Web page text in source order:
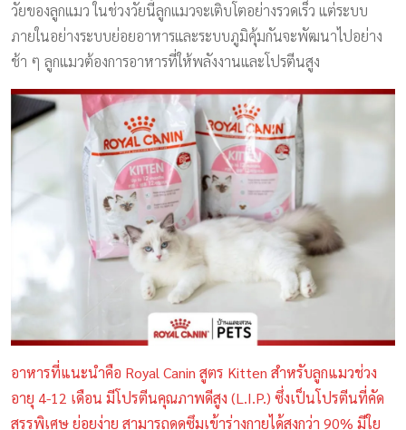
วัยของลูกแมว ในช่วงวัยนี้ลูกแมวจะเติบโตอย่างรวดเร็ว แต่ระบบ
ภายในอย่างระบบย่อยอาหารและระบบภูมิคุ้มกันจะพัฒนาไปอย่าง
ช้า ๆ ลูกแมวต้องการอาหารที่ให้พลังงานและโปรตีนสูง
อาหารที่แนะนำคือ Royal Canin สูตร Kitten สำหรับลูกแมวช่วง
อายุ 4-12 เดือน มีโปรตีนคุณภาพดีสูง (L.I.P.) ซึ่งเป็นโปรตีนที่คัด
สรรพิเศษ ย่อยง่าย สามารถดูดซึมเข้าร่างกายได้สูงกว่า 90% มีใย